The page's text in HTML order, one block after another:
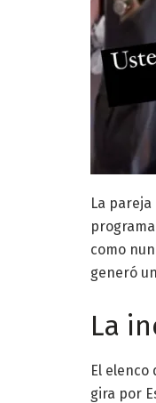
La
como
generó
La
El
gira por